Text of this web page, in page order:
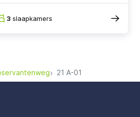
3 slaapkamers
21 A-01